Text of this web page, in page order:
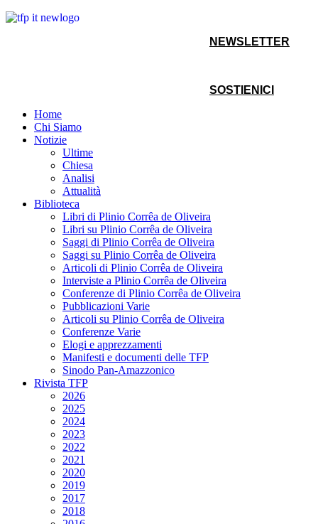
NEWSLETTER
SOSTIENICI
Home
Chi Siamo
Notizie
Ultime
Chiesa
Analisi
Attualità
Biblioteca
Libri di Plinio Corrêa de Oliveira
Libri su Plinio Corrêa de Oliveira
Saggi di Plinio Corrêa de Oliveira
Saggi su Plinio Corrêa de Oliveira
Articoli di Plinio Corrêa de Oliveira
Interviste a Plinio Corrêa de Oliveira
Conferenze di Plinio Corrêa de Oliveira
Pubblicazioni Varie
Articoli su Plinio Corrêa de Oliveira
Conferenze Varie
Elogi e apprezzamenti
Manifesti e documenti delle TFP
Sinodo Pan-Amazzonico
Rivista TFP
2026
2025
2024
2023
2022
2021
2020
2019
2017
2018